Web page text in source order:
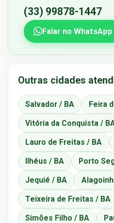
(33) 99878-1447
Falar no WhatsApp
Outras cidades
Salvador / BA Feira
Vitória da Conquista /
Lauro de Freitas / BA
Ilhéus / BA Porto
Jequié / BA
Teixeira de Freitas / BA
Simões Filho / BA